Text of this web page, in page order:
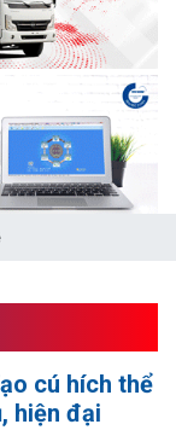
cú hích thể
hiện đại